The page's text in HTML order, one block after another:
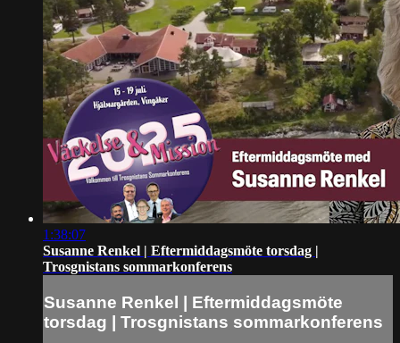
1:38:07
Susanne Renkel | Eftermiddagsmöte torsdag |
Trosgnistans sommarkonferens
Susanne Renkel | Eftermiddagsmöte
torsdag | Trosgnistans sommarkonferens